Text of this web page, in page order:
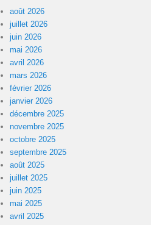
août 2026
juillet 2026
juin 2026
mai 2026
avril 2026
mars 2026
février 2026
janvier 2026
décembre 2025
novembre 2025
octobre 2025
septembre 2025
août 2025
juillet 2025
juin 2025
mai 2025
avril 2025